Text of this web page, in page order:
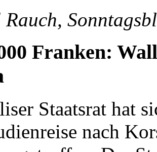
Rauch,
Franken:
Staatsrat hat
nach